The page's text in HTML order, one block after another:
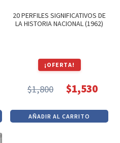
20 PERFILES SIGNIFICATIVOS DE
LA HISTORIA NACIONAL (1962)
¡OFERTA!
$1,800
precio
original
$1,530
precio
actual
AÑADIR AL CARRITO